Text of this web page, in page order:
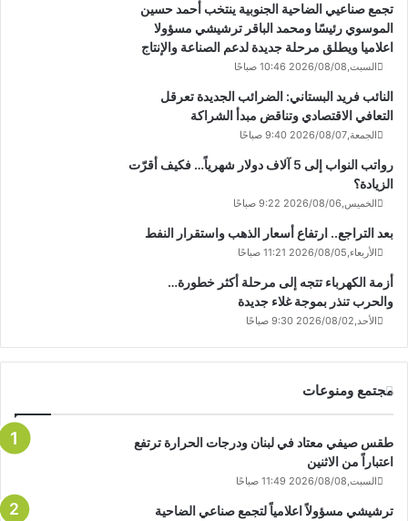
تجمع صناعيي الضاحية الجنوبية ينتخب أحمد حسين
الموسوي رئيسًا ومحمد الباقر ترشيشي مسؤولا
اعلاميا ويطلق مرحلة جديدة لدعم الصناعة والإنتاج
السبت,2026/08/08 10:46 صباحًا
النائب فريد البستاني: الضرائب الجديدة تعرقل
التعافي الاقتصادي وتناقض مبدأ الشراكة
الجمعة,2026/08/07 9:40 صباحًا
رواتب النواب إلى 5 آلاف دولار شهرياً… فكيف أقرّت
الزيادة؟
الخميس,2026/08/06 9:22 صباحًا
بعد التراجع.. ارتفاع أسعار الذهب واستقرار النفط
الأربعاء,2026/08/05 11:21 صباحًا
أزمة الكهرباء تتجه إلى مرحلة أكثر خطورة…
والحرب تنذر بموجة غلاء جديدة
الأحد,2026/08/02 9:30 صباحًا
مجتمع ومنوعات
طقس صيفي معتاد في لبنان ودرجات الحرارة ترتفع
اعتباراً من الاثنين
السبت,2026/08/08 11:49 صباحًا
ترشيشي مسؤولاً اعلامياً لتجمع صناعي الضاحية